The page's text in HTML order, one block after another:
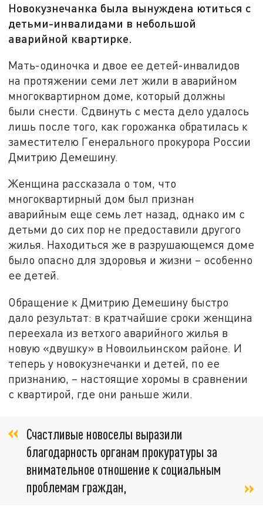
Новокузнечанка была вынуждена ютиться с
детьми-инвалидами в небольшой
аварийной квартирке.
Мать-одиночка и двое ее детей-инвалидов
на протяжении семи лет жили в аварийном
многоквартирном доме, который должны
были снести. Сдвинуть с места дело удалось
лишь после того, как горожанка обратилась к
заместителю Генерального прокурора России
Дмитрию Демешину.
Женщина рассказала о том, что
многоквартирный дом был признан
аварийным еще семь лет назад, однако им с
детьми до сих пор не предоставили другого
жилья. Находиться же в разрушающемся доме
было опасно для здоровья и жизни – особенно
ее детей.
Обращение к Дмитрию Демешину быстро
дало результат: в кратчайшие сроки женщина
переехала из ветхого аварийного жилья в
новую «двушку» в Новоильинском районе. И
теперь у новокузнечанки и детей, по ее
признанию, – настоящие хоромы в сравнении
с квартирой, где они раньше жили.
Счастливые новоселы выразили
благодарность органам прокуратуры за
внимательное отношение к социальным
проблемам граждан,